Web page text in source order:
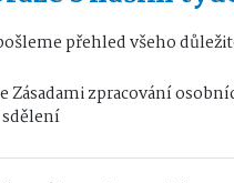
přehled všeho
Zásadami zpracování